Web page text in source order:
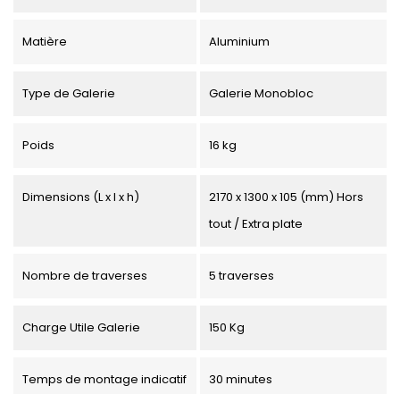
Matière Aluminium
Type de Galerie Galerie Monobloc
Poids 16 kg
Dimensions (L x l x h)
2170 x 1300 x 105 (mm) Hors
tout / Extra plate
Nombre de traverses 5 traverses
Charge Utile Galerie 150 Kg
Temps de montage indicatif 30 minutes